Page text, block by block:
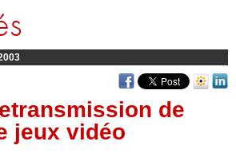
de
jeux vidéo